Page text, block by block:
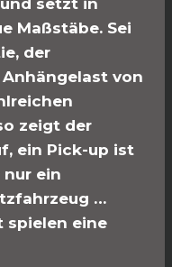
setzt in
Maßstäbe. Sei
der
von
zeigt der
ein Pick-up ist
ein
…
spielen eine